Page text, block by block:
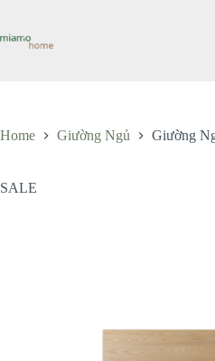
content
Home Giường Ngủ Giường
SALE